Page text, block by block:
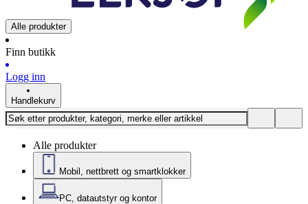
Alle produkter
Finn butikk
Logg inn
Handlekurv
Alle produkter
Mobil, nettbrett og smartklokker
PC, datautstyr og kontor